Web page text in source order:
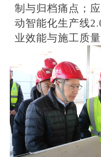
制与归档痛点；
动智能化生产线
业效能与施工质量